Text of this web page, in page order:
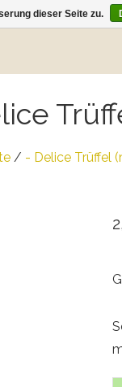
/ - Delice Trüffel
dieser Seite zu.